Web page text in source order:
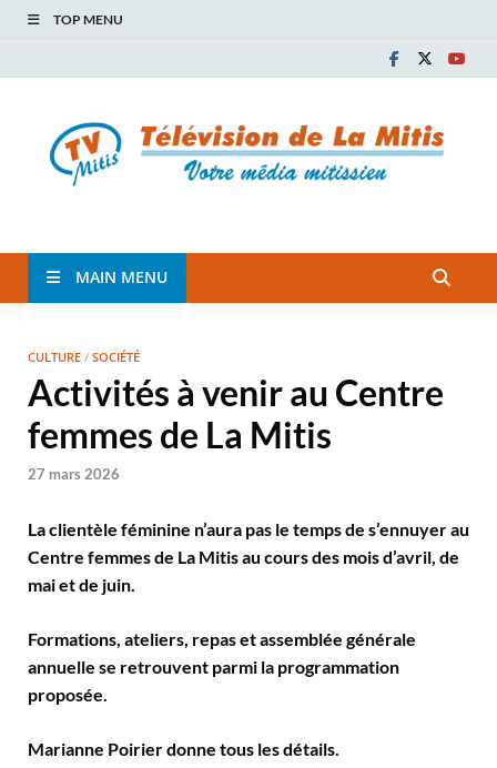
TOP MENU
TVM
MAIN MENU
CULTURE / SOCIÉTÉ
Activités à venir au Centre
femmes de La Mitis
27 mars 2026
La clientèle féminine n’aura pas le temps de s’ennuyer au
Centre femmes de La Mitis au cours des mois d’avril, de
mai et de juin.
Formations, ateliers, repas et assemblée générale
annuelle se retrouvent parmi la programmation
proposée.
Marianne Poirier donne tous les détails.